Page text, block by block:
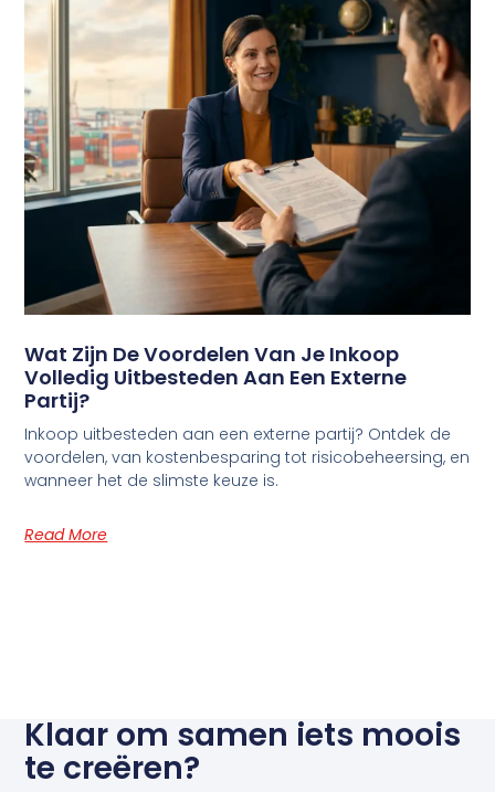
Wat Zijn De Voordelen Van Je Inkoop
Volledig Uitbesteden Aan Een Externe
Partij?
Inkoop uitbesteden aan een externe partij? Ontdek de
voordelen, van kostenbesparing tot risicobeheersing, en
wanneer het de slimste keuze is.
Read More
Klaar om samen iets moois
te creëren?